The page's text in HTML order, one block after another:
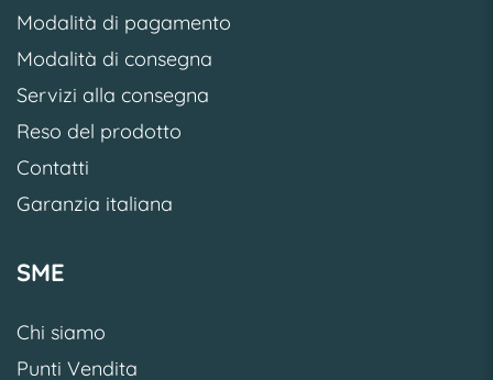
Modalità di pagamento
Modalità di consegna
Servizi alla consegna
Reso del prodotto
Contatti
Garanzia italiana
SME
Chi siamo
Punti Vendita